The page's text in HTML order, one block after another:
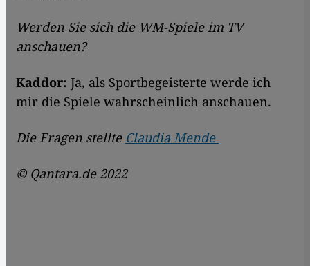
Werden Sie sich die WM-Spiele im TV
anschauen?
Kaddor: Ja, als Sportbegeisterte werde ich
mir die Spiele wahrscheinlich anschauen.
Die Fragen stellte Claudia Mende
© Qantara.de 2022